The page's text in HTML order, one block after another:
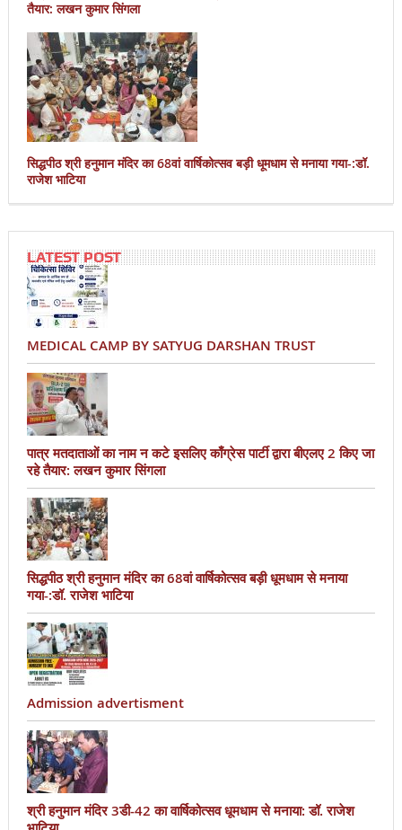
तैयार: लखन कुमार सिंगला
सिद्धपीठ श्री हनुमान मंदिर का 68वां वार्षिकोत्सव बड़ी धूमधाम से मनाया गया-:डॉ.
राजेश भाटिया
LATEST POST
MEDICAL CAMP BY SATYUG DARSHAN TRUST
पात्र मतदाताओं का नाम न कटे इसलिए काँग्रेस पार्टी द्वारा बीएलए 2 किए जा
रहे तैयार: लखन कुमार सिंगला
सिद्धपीठ श्री हनुमान मंदिर का 68वां वार्षिकोत्सव बड़ी धूमधाम से मनाया
गया-:डॉ. राजेश भाटिया
Admission advertisment
श्री हनुमान मंदिर 3डी-42 का वार्षिकोत्सव धूमधाम से मनाया: डॉ. राजेश